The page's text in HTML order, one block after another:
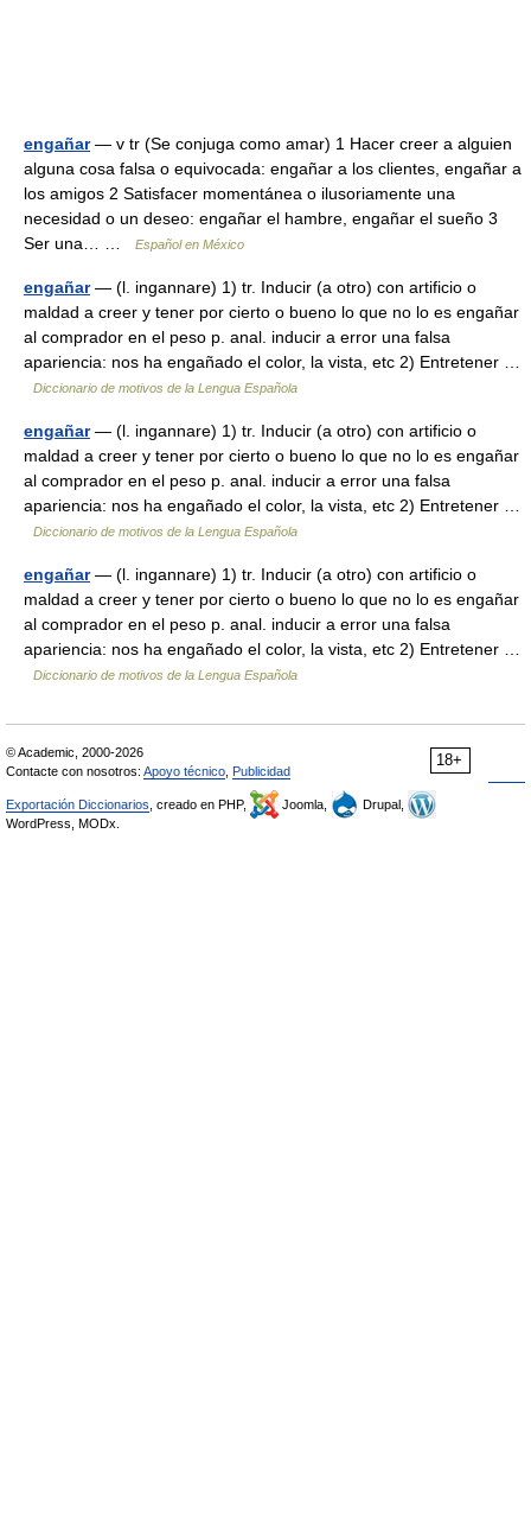
engañar— v tr (Se conjuga como amar) 1 Hacer creer a alguien
alguna cosa falsa o equivocada: engañar a los clientes, engañar a
los amigos 2 Satisfacer momentánea o ilusoriamente una
necesidad o un deseo: engañar el hambre, engañar el sueño 3
Ser una… …
Español en México
engañar— (l. ingannare) 1) tr. Inducir (a otro) con artificio o
maldad a creer y tener por cierto o bueno lo que no lo es engañar
al comprador en el peso p. anal. inducir a error una falsa
apariencia: nos ha engañado el color, la vista, etc 2) Entretener …
Diccionario de motivos de la Lengua Española
engañar— (l. ingannare) 1) tr. Inducir (a otro) con artificio o
maldad a creer y tener por cierto o bueno lo que no lo es engañar
al comprador en el peso p. anal. inducir a error una falsa
apariencia: nos ha engañado el color, la vista, etc 2) Entretener …
Diccionario de motivos de la Lengua Española
engañar— (l. ingannare) 1) tr. Inducir (a otro) con artificio o
maldad a creer y tener por cierto o bueno lo que no lo es engañar
al comprador en el peso p. anal. inducir a error una falsa
apariencia: nos ha engañado el color, la vista, etc 2) Entretener …
Diccionario de motivos de la Lengua Española
18+
© Academic, 2000-2026
Contacte con nosotros: Apoyo técnico Publicidad
Exportación Diccionarios , creado en PHP, Joomla,
Drupal,
WordPress, MODx.